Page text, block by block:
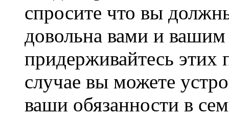
спросите что вы
довольна вами и
придерживайтесь
случае вы можете
ваши обязанности в